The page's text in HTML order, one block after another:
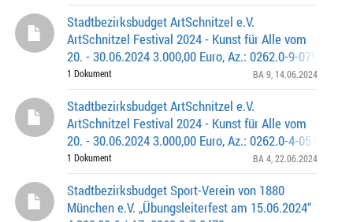
Stadtbezirksbudget ArtSchnitzel e.V.
ArtSchnitzel Festival 2024 - Kunst für Alle vom
20. - 30.06.2024 3.000,00 Euro, Az.: 0262.0-9-0752
1 Dokument BA 9 , 14.06.2024
Stadtbezirksbudget ArtSchnitzel e.V.
ArtSchnitzel Festival 2024 - Kunst für Alle vom
20. - 30.06.2024 3.000,00 Euro, Az.: 0262.0-4-0513
1 Dokument BA 4 , 22.06.2024
Stadtbezirksbudget Sport-Verein von 1880
München e.V. „Übungsleiterfest am 15.06.2024“